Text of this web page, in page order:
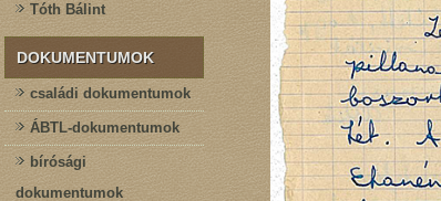
Tóth Bálint
DOKUMENTUMOK
családi dokumentumok
ÁBTL-dokumentumok
bírósági
dokumentumok